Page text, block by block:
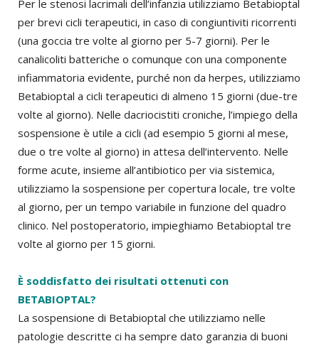
Per le stenosi lacrimali dell’infanzia utilizziamo Betabioptal
per brevi cicli terapeutici, in caso di congiuntiviti ricorrenti
(una goccia tre volte al giorno per 5-7 giorni). Per le
canalicoliti batteriche o comunque con una componente
infiammatoria evidente, purché non da herpes, utilizziamo
Betabioptal a cicli terapeutici di almeno 15 giorni (due-tre
volte al giorno). Nelle dacriocistiti croniche, l’impiego della
sospensione è utile a cicli (ad esempio 5 giorni al mese,
due o tre volte al giorno) in attesa dell’intervento. Nelle
forme acute, insieme all’antibiotico per via sistemica,
utilizziamo la sospensione per copertura locale, tre volte
al giorno, per un tempo variabile in funzione del quadro
clinico. Nel postoperatorio, impieghiamo Betabioptal tre
volte al giorno per 15 giorni.
È soddisfatto dei risultati ottenuti con
BETABIOPTAL?
La sospensione di Betabioptal che utilizziamo nelle
patologie descritte ci ha sempre dato garanzia di buoni